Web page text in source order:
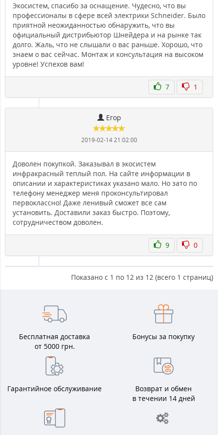
Экосистем, спасибо за оснащение. Чудесно, что вы
профессионалы в сфере всей электрики Schneider. Было
приятной неожиданностью обнаружить, что вы
официальный дистрибьютор Шнейдера и на рынке так
долго. Жаль, что не слышали о вас раньше. Хорошо, что
знаем о вас сейчас. Монтаж и консультация на высоком
уровне! Успехов вам!
7 1
Егор
2019-02-14 21:02:00
Доволен покупкой. Заказывал в экосистем
инфракрасный теплый пол. На сайте информации в
описании и характеристиках указано мало. Но зато по
телефону менеджер меня проконсультировал
первоклассно! Даже ленивый сможет все сам
установить. Доставили заказ быстро. Поэтому,
сотрудничеством доволен.
9 0
Показано с 1 по 12 из 12 (всего 1 страниц)
Бесплатная доставка
от 5000 грн.
Бонусы за покупку
Гарантийное обслуживание
Возврат и обмен
в течении 14 дней